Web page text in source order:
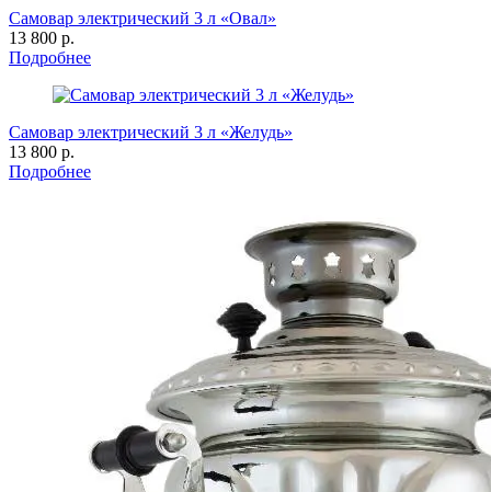
Самовар электрический 3 л «Овал»
13 800 р.
Подробнее
Самовар электрический 3 л «Желудь»
13 800 р.
Подробнее